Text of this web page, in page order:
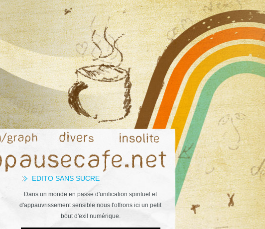
EDITO SANS SUCRE
Dans un monde en passe d'unification spirituel et
d'appauvrissement sensible nous t'offrons ici un petit
bout d'exil numérique.